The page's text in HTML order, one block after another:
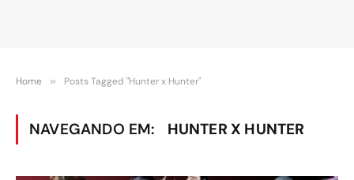
Home » Posts Tagged "Hunter x Hunter"
NAVEGANDO EM: HUNTER X HUNTER